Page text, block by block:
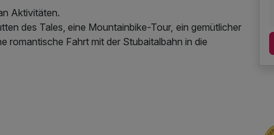
Aktivitäten.
eine Mountainbike-Tour, ein gemütlicher
romantische Fahrt mit der Stubaitalbahn in die
des Wellnessbereichs, W-LAN Nutzung /